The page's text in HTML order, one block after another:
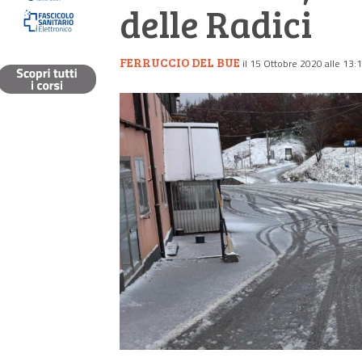
delle Radici
FERRUCCIO DEL BUE il 15 Ottobre 2020 alle